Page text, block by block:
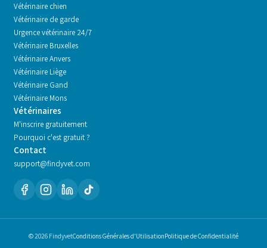
Vétérinaire chien
Vétérinaire de garde
Urgence vétérinaire 24/7
Vétérinaire Bruxelles
Vétérinaire Anvers
Vétérinaire Liège
Vétérinaire Gand
Vétérinaire Mons
Vétérinaires
M'inscrire gratuitement
Pourquoi c'est gratuit ?
Contact
support@findyvet.com
© 2026 FindyvetConditions Générales d'UtilisationPolitique de Confidentialité